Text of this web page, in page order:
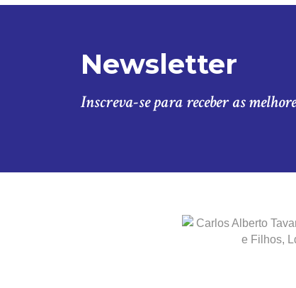
Newsletter
Inscreva-se para receber as